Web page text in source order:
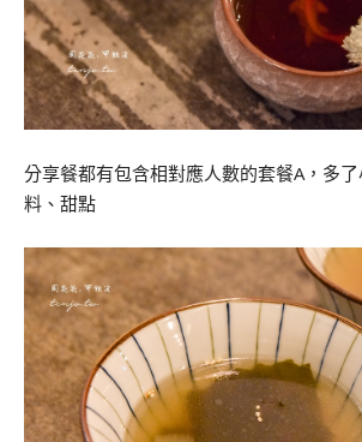
分享餐都有包含相對應人數的套餐A，多
料、甜點